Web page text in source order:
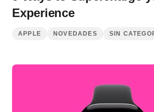
Experience
APPLE NOVEDADES SIN